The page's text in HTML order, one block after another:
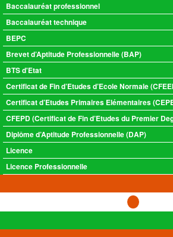
Baccalauréat professionnel
Baccalauréat technique
BEPC
Brevet d’Aptitude Professionnelle (BAP)
BTS d'Etat
Certificat de Fin d’Etudes d’Ecole Normale
Certificat d’Etudes Primaires Elémentaires
CFEPD (Certificat de Fin d’Etudes du Premier
Diplôme d’Aptitude Professionnelle (DAP)
Licence
Licence Professionnelle